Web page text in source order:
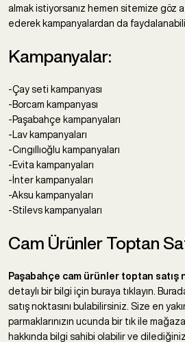
almak istiyorsanız hemen sitemize göz
ederek kampanyalardan da
Kampanyalar:
-Çay seti kampanyası
-Borcam kampanyası
-Paşabahçe kampanyaları
-Lav kampanyaları
-Cıngıllıoğlu kampanyaları
-Evita kampanyaları
-İnter kampanyaları
-Aksu kampanyaları
-Stilevs kampanyaları
Cam Ürünler Toptan
Paşabahçe cam ürünler toptan satış
detaylı bir bilgi için buraya tıklayın.
satış noktasını bulabilirsiniz. Size en
parmaklarınızın ucunda bir tık ile
hakkında bilgi sahibi olabilir ve